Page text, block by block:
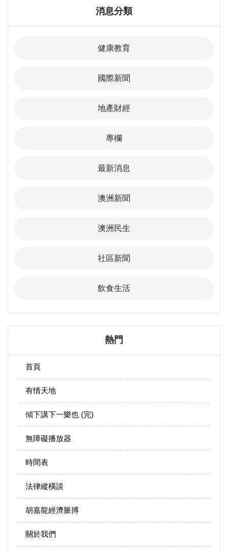
消息分類
健康教育
國際新聞
地產財經
專欄
最新消息
澳洲新聞
澳洲民生
社區新聞
飲食生活
熱門
首頁
有情天地
傾下講下一樂也 (完)
無障礙播放器
時間表
法律縱橫談
胡嘉龍經濟脈搏
關於我們